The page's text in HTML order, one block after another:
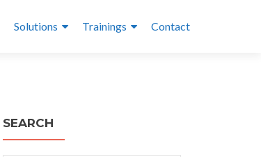
Solutions Trainings Contact
SEARCH